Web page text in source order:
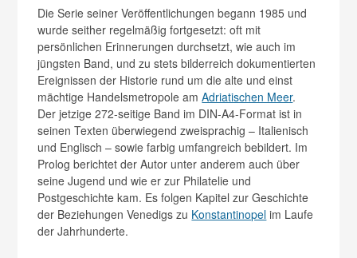
Die Serie seiner Veröffentlichungen begann 1985 und
wurde seither regelmäßig fortgesetzt: oft mit
persönlichen Erinnerungen durchsetzt, wie auch im
jüngsten Band, und zu stets bilderreich dokumentierten
Ereignissen der Historie rund um die alte und einst
mächtige Handelsmetropole amAdriatischen Meer.
Der jetzige 272-seitige Band im DIN-A4-Format ist in
seinen Texten überwiegend zweisprachig – Italienisch
und Englisch – sowie farbig umfangreich bebildert. Im
Prolog berichtet der Autor unter anderem auch über
seine Jugend und wie er zur Philatelie und
Postgeschichte kam. Es folgen Kapitel zur Geschichte
der Beziehungen Venedigs zu Konstantinopel im Laufe
der Jahrhunderte.